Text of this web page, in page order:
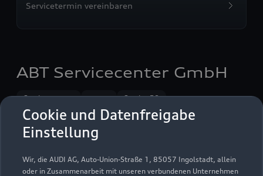
Cookie und Datenfreigabe
Einstellung
Wir, die AUDI AG, Auto-Union-Straße 1, 85057 Ingolstadt, allein
oder in Zusammenarbeit mit unseren verbundenen Unternehmen
Servicetermin vereinbaren
ABT Servicecenter GmbH
Servicepartner e-tron Service R8